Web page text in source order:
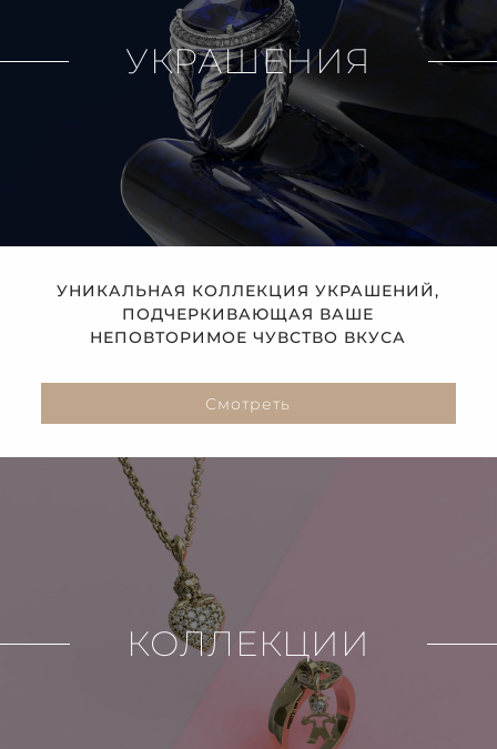
УКРАШЕНИЯ
УНИКАЛЬНАЯ КОЛЛЕКЦИЯ УКРАШЕНИЙ,
ПОДЧЕРКИВАЮЩАЯ ВАШЕ
НЕПОВТОРИМОЕ ЧУВСТВО ВКУСА
Смотреть
КОЛЛЕКЦИИ